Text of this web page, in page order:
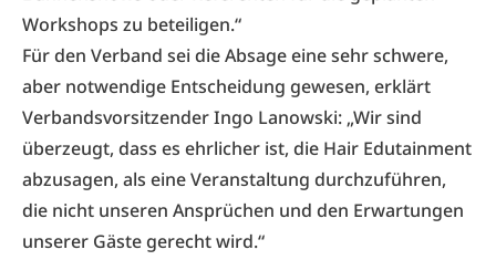
Workshops zu beteiligen.“
Für den Verband sei die Absage eine sehr schwere,
aber notwendige Entscheidung gewesen, erklärt
Verbandsvorsitzender Ingo Lanowski: „Wir sind
überzeugt, dass es ehrlicher ist, die Hair Edutainment
abzusagen, als eine Veranstaltung durchzuführen,
die nicht unseren Ansprüchen und den Erwartungen
unserer Gäste gerecht wird.“